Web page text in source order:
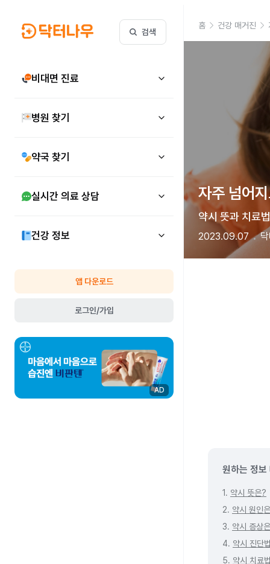
검색
비대면 진료
병원 찾기
약국 찾기
실시간 의료 상담
건강 정보
앱 다운로드
로그인/가입
AD
홈 건강 매거진
자주 넘어
약시 뜻과 치료
2023.09.07
원하는 정보
1. 약시 뜻은?
2. 약시 원인
3. 약시 증상
4. 약시 진단
5. 약시 치료